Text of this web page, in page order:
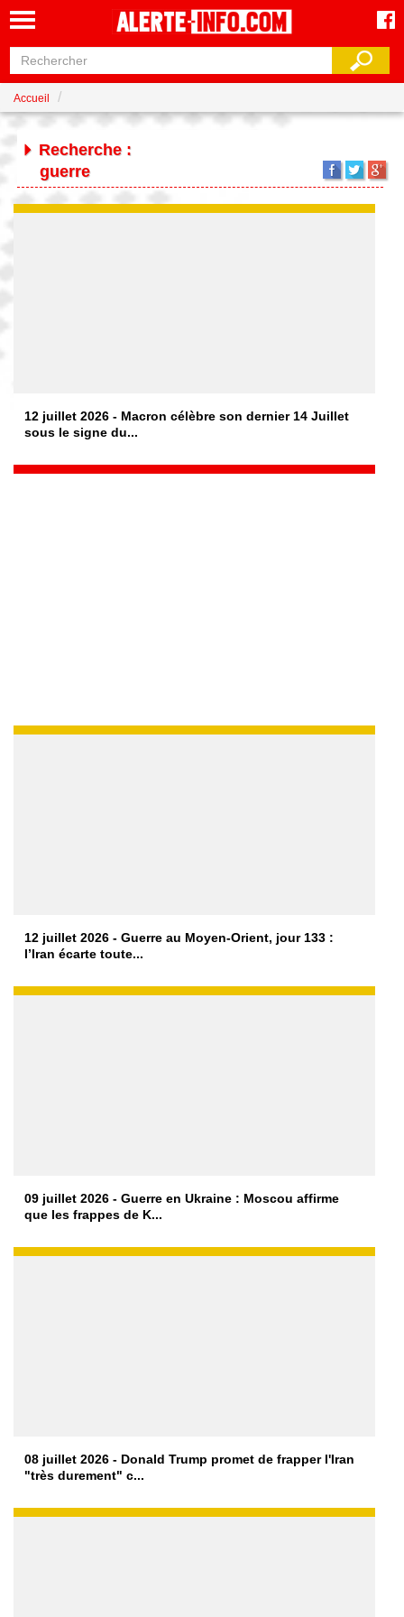
Accueil
Recherche :
guerre
12 juillet 2026 - Macron célèbre son dernier 14 Juillet
sous le signe du...
12 juillet 2026 - Guerre au Moyen-Orient, jour 133 :
l’Iran écarte toute...
09 juillet 2026 - Guerre en Ukraine : Moscou affirme
que les frappes de K...
08 juillet 2026 - Donald Trump promet de frapper l'Iran
"très durement" c...